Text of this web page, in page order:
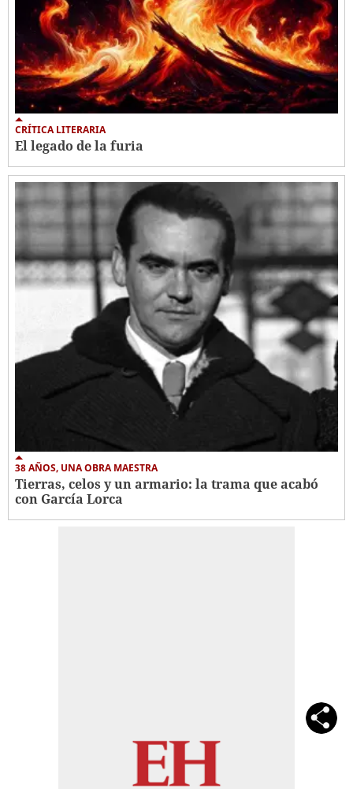
CRÍTICA LITERARIA
El legado de la furia
38 AÑOS, UNA OBRA MAESTRA
Tierras, celos y un armario: la trama que acabó
con García Lorca